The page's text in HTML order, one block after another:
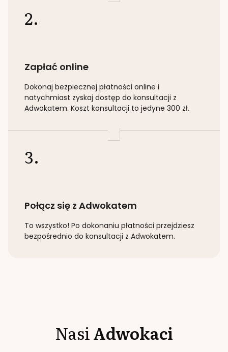
2.
Zapłać online
Dokonaj bezpiecznej płatności online i
natychmiast zyskaj dostęp do konsultacji z
Adwokatem. Koszt konsultacji to jedyne 300 zł.
3.
Połącz się z Adwokatem
To wszystko! Po dokonaniu płatności przejdziesz
bezpośrednio do konsultacji z Adwokatem.
NasiAdwokaci